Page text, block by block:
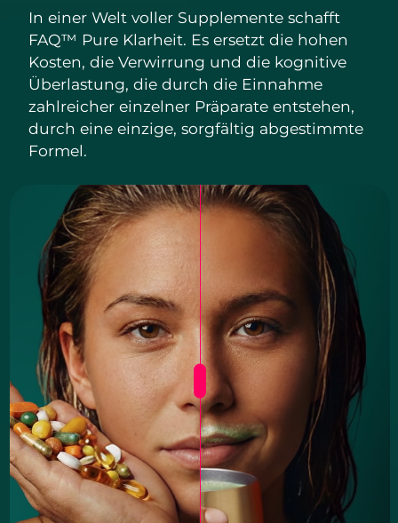
In einer Welt voller Supplemente schafft
FAQ™ Pure Klarheit. Es ersetzt die hohen
Kosten, die Verwirrung und die kognitive
Überlastung, die durch die Einnahme
zahlreicher einzelner Präparate entstehen,
durch eine einzige, sorgfältig abgestimmte
Formel.